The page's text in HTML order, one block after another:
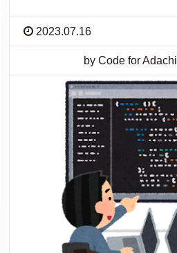
2023.07.16
by Code for Adachi